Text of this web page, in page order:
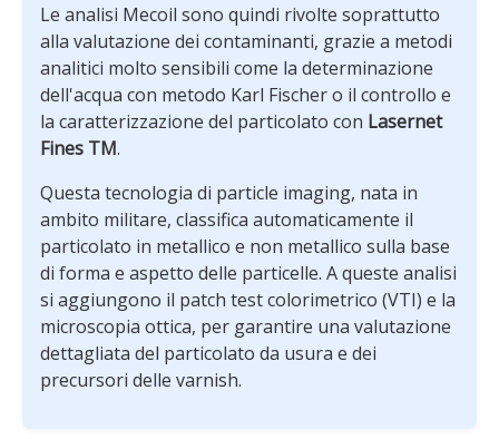
Le analisi Mecoil sono quindi rivolte soprattutto
alla valutazione dei contaminanti, grazie a metodi
analitici molto sensibili come la determinazione
dell'acqua con metodo Karl Fischer o il controllo e
la caratterizzazione del particolato con Lasernet
Fines TM.
Questa tecnologia di particle imaging, nata in
ambito militare, classifica automaticamente il
particolato in metallico e non metallico sulla base
di forma e aspetto delle particelle. A queste analisi
si aggiungono il patch test colorimetrico (VTI) e la
microscopia ottica, per garantire una valutazione
dettagliata del particolato da usura e dei
precursori delle varnish.